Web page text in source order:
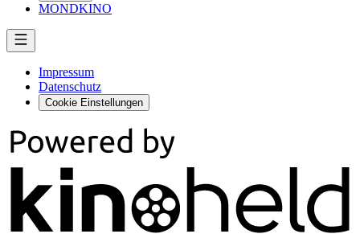
MONDKINO
Impressum
Datenschutz
Cookie Einstellungen